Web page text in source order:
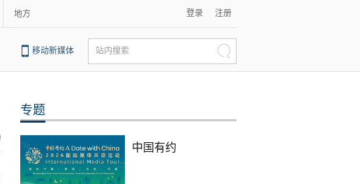
地方 登录 注册
移动新媒体 站内搜索
专题
中国有约